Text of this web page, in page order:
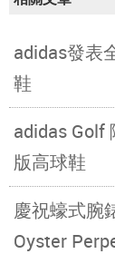
adidas發表
鞋
adidas Golf
版高球鞋
慶祝蠔式腕
Oyster